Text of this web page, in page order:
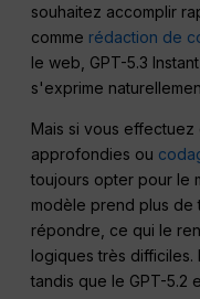
souhaitez accomplir
comme rédaction de
le web, GPT-5.3
s'exprime
Mais si vous
approfondies ou
toujours opter pour le
modèle prend plus de
répondre, ce qui le
logiques très difficiles.
tandis que le GPT-5.2